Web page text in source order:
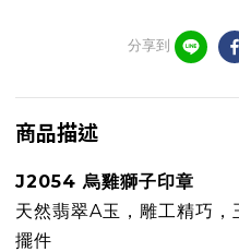
分享到
商品描述
J2054 烏雞獅子印章
天然翡翠A玉，雕工精巧
擺件